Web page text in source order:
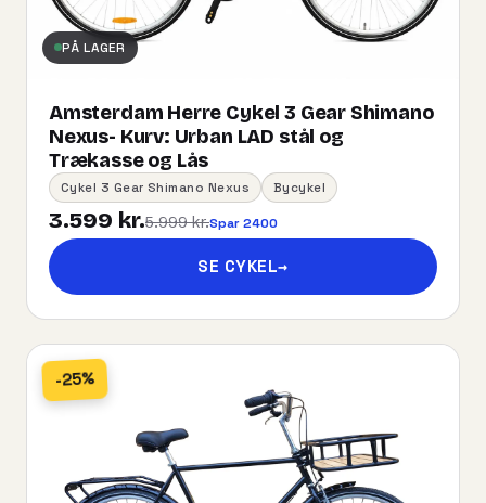
PÅ LAGER
Amsterdam Herre Cykel 3 Gear Shimano
Nexus- Kurv:​ ​Urban​ ​LAD​ ​stål og
Trækasse og Lås
Cykel 3 Gear Shimano Nexus Bycykel
3.599 kr.5.999 kr.Spar 2400
SE CYKEL→
-25%